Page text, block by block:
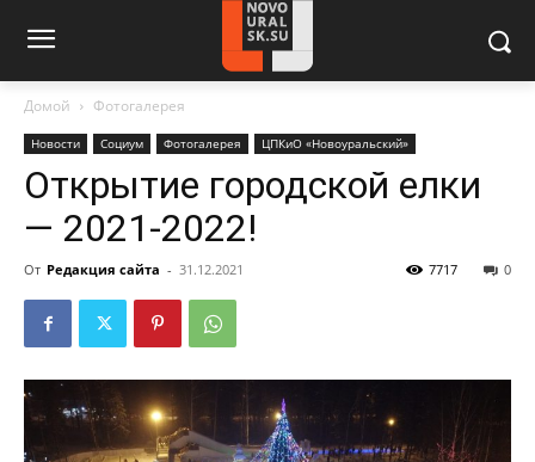
Домой Фотогалерея
Новости Социум Фотогалерея ЦПКиО «Новоуральский»
Открытие городской елки
— 2021-2022!
От Редакция сайта - 31.12.2021 0
7717